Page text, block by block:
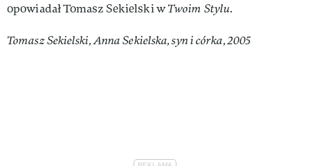
opowiadał Tomasz Sekielski wTwoim Stylu.
Tomasz Sekielski, Anna Sekielska, syn i córka, 2005